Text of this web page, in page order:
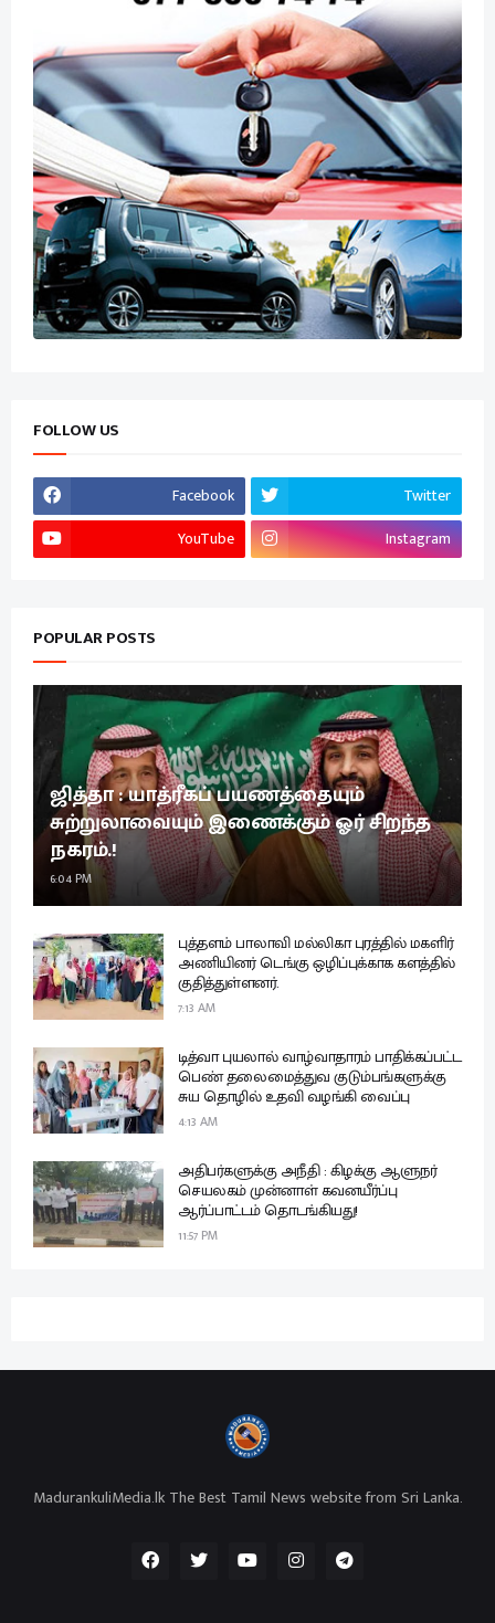
FOLLOW US
Facebook
Twitter
YouTube
Instagram
POPULAR POSTS
ஜித்தா : யாத்ரீகப் பயணத்தையும்
சுற்றுலாவையும் இணைக்கும் ஓர் சிறந்த
நகரம்.!
6:04 PM
புத்தளம் பாலாவி மல்லிகா புரத்தில் மகளிர்
அணியினர் டெங்கு ஒழிப்புக்காக களத்தில்
குதித்துள்ளனர்.
7:13 AM
டித்வா புயலால் வாழ்வாதாரம் பாதிக்கப்பட்ட
பெண் தலைமைத்துவ குடும்பங்களுக்கு
சுய தொழில் உதவி வழங்கி வைப்பு
4:13 AM
அதிபர்களுக்கு அநீதி : கிழக்கு ஆளுநர்
செயலகம் முன்னாள் கவனயீர்ப்பு
ஆர்ப்பாட்டம் தொடங்கியது!
11:57 PM
MadurankuliMedia.lk The Best Tamil News website from Sri Lanka.